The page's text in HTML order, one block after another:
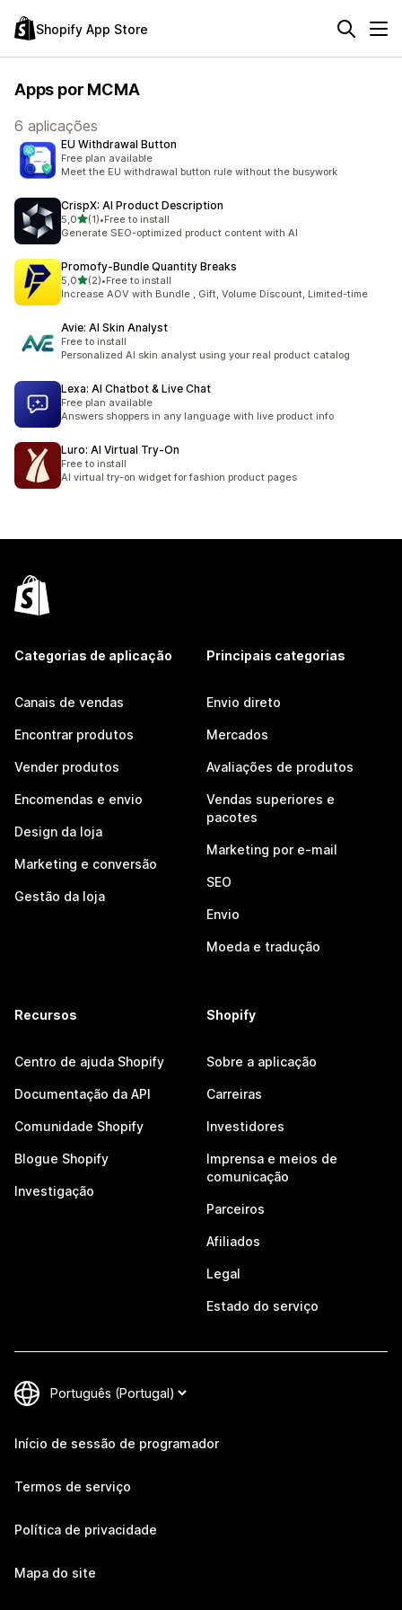
Shopify App Store
Apps por MCMA
6 aplicações
EU Withdrawal Button
Free plan available
Meet the EU withdrawal button rule without the busywork
CrispX: AI Product Description
5,0de 5 estrelas
(1)
1 total de avaliações
•Free to install
Generate SEO-optimized product content with AI
Promofy‑Bundle Quantity Breaks
5,0de 5 estrelas
(2)
2 total de avaliações
•Free to install
Increase AOV with Bundle , Gift, Volume Discount, Limited-time
Avie: AI Skin Analyst
Free to install
Personalized AI skin analyst using your real product catalog
Lexa: AI Chatbot & Live Chat
Free plan available
Answers shoppers in any language with live product info
Luro: AI Virtual Try‑On
Free to install
AI virtual try-on widget for fashion product pages
Categorias de aplicação
Canais de vendas
Encontrar produtos
Vender produtos
Encomendas e envio
Design da loja
Marketing e conversão
Gestão da loja
Principais categorias
Envio direto
Mercados
Avaliações de produtos
Vendas superiores e
pacotes
Marketing por e-mail
SEO
Envio
Moeda e tradução
Recursos
Centro de ajuda Shopify
Documentação da API
Comunidade Shopify
Blogue Shopify
Investigação
Shopify
Sobre a aplicação
Carreiras
Investidores
Imprensa e meios de
comunicação
Parceiros
Afiliados
Legal
Estado do serviço
Início de sessão de programador
Termos de serviço
Política de privacidade
Mapa do site